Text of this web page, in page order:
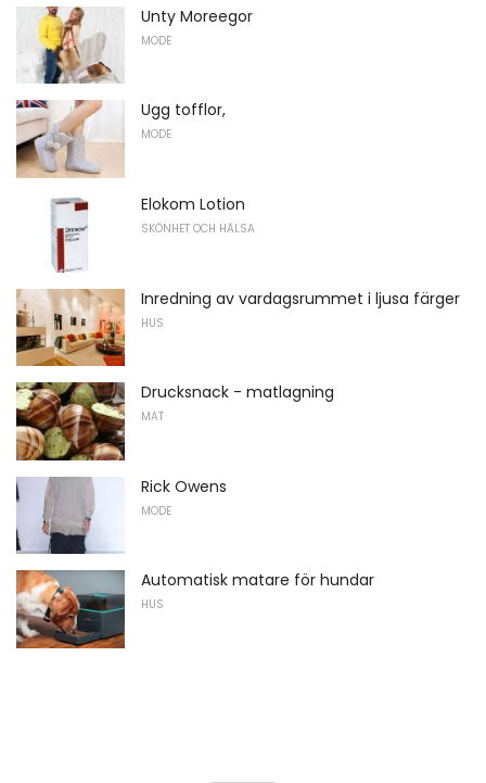
Unty Moreegor
MODE
Ugg tofflor,
MODE
Elokom Lotion
SKÖNHET OCH HÄLSA
Inredning av vardagsrummet i ljusa färger
HUS
Drucksnack - matlagning
MAT
Rick Owens
MODE
Automatisk matare för hundar
HUS